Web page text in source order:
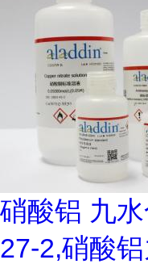
硝酸铝 九
27-2,硝酸